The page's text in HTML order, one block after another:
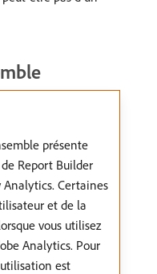
présente
Report Builder
Analytics. Certaines
et de la
vous utilisez
Analytics. Pour
est